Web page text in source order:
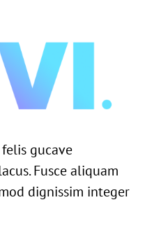
gucave
Fusce aliquam
dignissim integer